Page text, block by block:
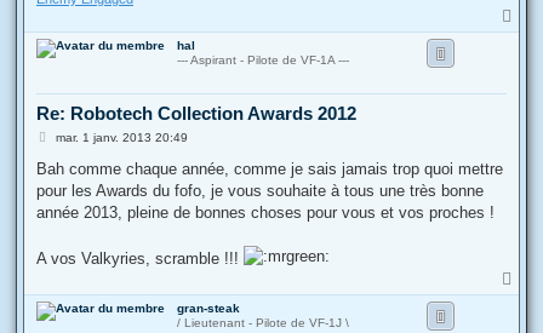
a
hal
--- Aspirant - Pilote de VF-1A ---
Re: Robotech Collection Awards 2012
M
s
a
g
mar. 1 janv. 2013 20:49
Bah comme chaque année, comme je sais jamais trop quoi mettre
pour les Awards du fofo, je vous souhaite à tous une très bonne
année 2013, pleine de bonnes choses pour vous et vos proches !
A vos Valkyries, scramble !!!
a
gran-steak
/ Lieutenant - Pilote de VF-1J \